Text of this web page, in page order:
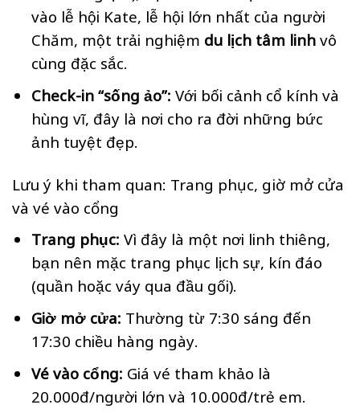
vào lễ hội Kate, lễ hội lớn nhất của người
Chăm, một trải nghiệm du lịch tâm linhvô
cùng đặc sắc.
Check-in “sống ảo”: Với bối cảnh cổ kính và
hùng vĩ, đây là nơi cho ra đời những bức
ảnh tuyệt đẹp.
Lưu ý khi tham quan: Trang phục, giờ mở cửa
và vé vào cổng
Trang phục: Vì đây là một nơi linh thiêng,
bạn nên mặc trang phục lịch sự, kín đáo
(quần hoặc váy qua đầu gối).
Giờ mở cửa: Thường từ 7:30 sáng đến
17:30 chiều hàng ngày.
Vé vào cổng: Giá vé tham khảo là
20.000đ/người lớn và 10.000đ/trẻ em.